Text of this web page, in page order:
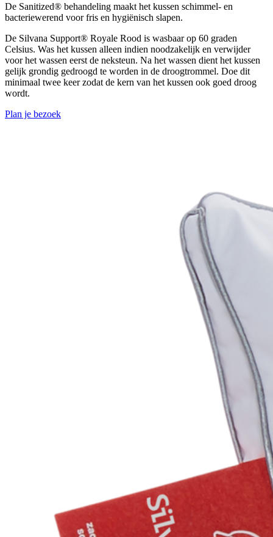
De Sanitized® behandeling maakt het kussen schimmel- en
bacteriewerend voor fris en hygiënisch slapen.
De Silvana Support® Royale Rood is wasbaar op 60 graden
Celsius. Was het kussen alleen indien noodzakelijk en verwijder
voor het wassen eerst de neksteun. Na het wassen dient het kussen
gelijk grondig gedroogd te worden in de droogtrommel. Doe dit
minimaal twee keer zodat de kern van het kussen ook goed droog
wordt.
Plan je bezoek